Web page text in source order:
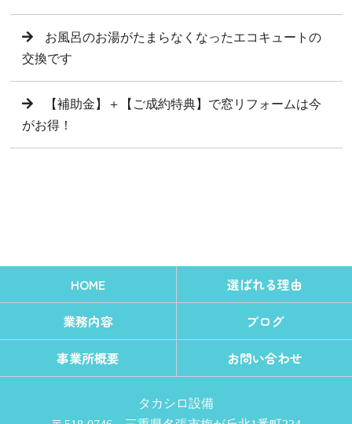
お風呂のお湯がたまらなくなったエコキュートの
交換です
【補助金】＋【ご成約特典】で窓リフォームは今
がお得！
HOME
選ばれる理由
業務内容
ブログ
事業所概要
お問い合わせ
タカシロ設備